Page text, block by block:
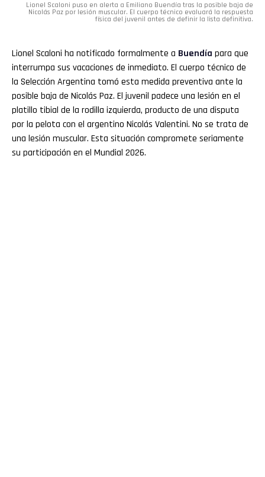
Lionel Scaloni puso en alerta a Emiliano Buendía tras la posible baja de
Nicolás Paz por lesión muscular. El cuerpo técnico evaluará la respuesta
física del juvenil antes de definir la lista definitiva.
Lionel Scaloni ha notificado formalmente a Buendía para que
interrumpa sus vacaciones de inmediato. El cuerpo técnico de
la Selección Argentina tomó esta medida preventiva ante la
posible baja de Nicolás Paz. El juvenil padece una lesión en el
platillo tibial de la rodilla izquierda, producto de una disputa
por la pelota con el argentino Nicolás Valentini. No se trata de
una lesión muscular. Esta situación compromete seriamente
su participación en el Mundial 2026.